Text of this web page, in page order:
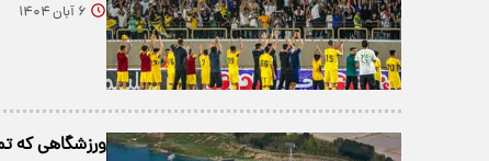
۶ آبان ۱۴۰۴
ورزشگاهی که